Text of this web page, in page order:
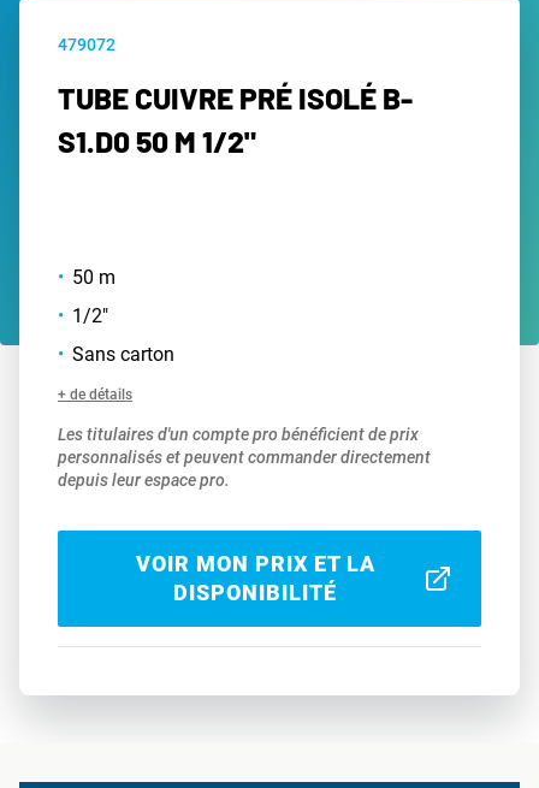
479072
TUBE CUIVRE PRÉ ISOLÉ B-
S1.D0 50 M 1/2"
50 m
1/2"
Sans carton
+ de détails
Les titulaires d'un compte pro bénéficient de prix
personnalisés et peuvent commander directement
depuis leur espace pro.
VOIR MON PRIX ET LA
DISPONIBILITÉ